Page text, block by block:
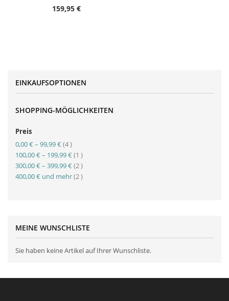
159,95 €
EINKAUFSOPTIONEN
SHOPPING-MÖGLICHKEITEN
Preis
0,00 €– 99,99 € 4Artikel
100,00 €– 199,99 € 1 Artikel
300,00 €– 399,99 € 2Artikel
400,00 € und mehr 2Artikel
MEINE WUNSCHLISTE
Sie haben keine Artikel auf Ihrer Wunschliste.